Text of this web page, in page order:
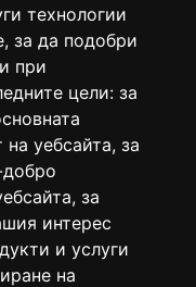
технологии
за да подобри
при
цели: за
уебсайта, за
, за
интерес
и услуги
на